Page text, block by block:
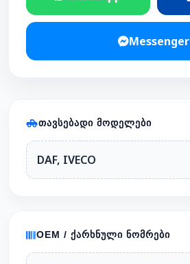
Messenger
ᲗᲐᲕᲡᲔᲑᲐᲓᲘ ᲛᲝᲓᲔᲚᲔᲑᲘ
DAF, IVECO
OEM / ᲥᲐᲠᲮᲜᲣᲚᲘ ᲜᲝᲛᲠᲔᲑᲘ